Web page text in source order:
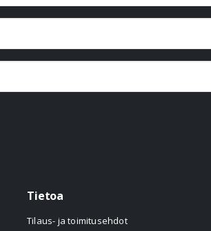
Tietoa
Tilaus- ja toimitusehdot